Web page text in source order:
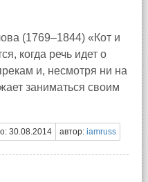
(1769–1844) «Кот и
когда речь идет о
и, несмотря ни на
заниматься своим
30.08.2014 автор: iamruss